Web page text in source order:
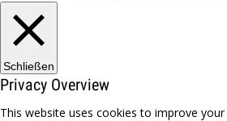
Schließen
Privacy Overview
This website uses cookies to improve